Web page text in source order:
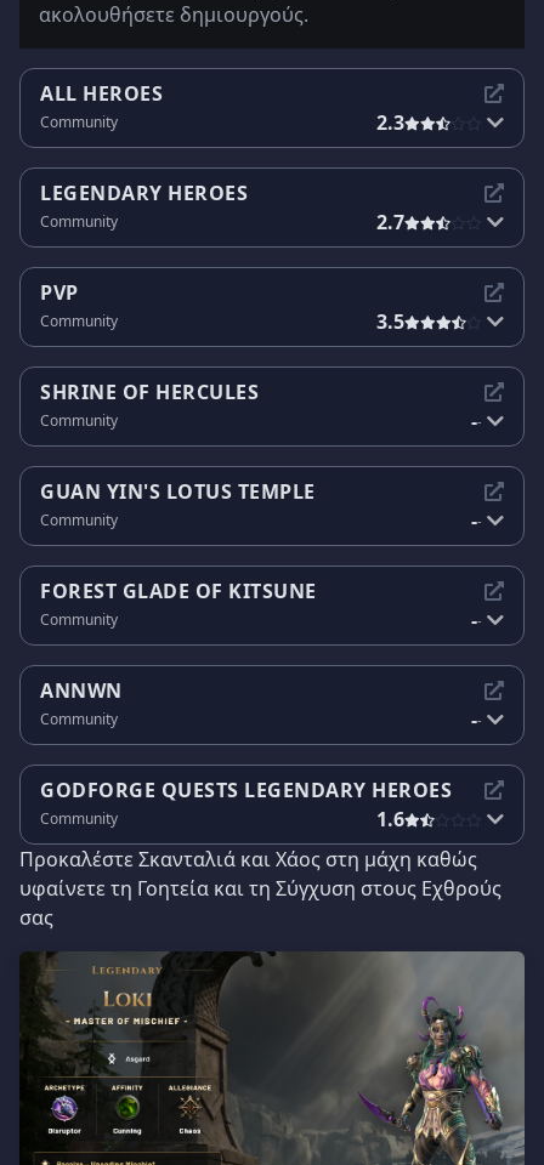
ακολουθήσετε δημιουργούς.
ALL HEROES
Community 2.3
LEGENDARY HEROES
Community 2.7
PVP
Community 3.5
SHRINE OF HERCULES
Community --
GUAN YIN'S LOTUS TEMPLE
Community --
FOREST GLADE OF KITSUNE
Community --
ANNWN
Community --
GODFORGE QUESTS LEGENDARY HEROES
Community
1.6
Προκαλέστε Σκανταλιά και Χάος στη μάχη καθώς
υφαίνετε τη Γοητεία και τη Σύγχυση στους Εχθρούς
σας